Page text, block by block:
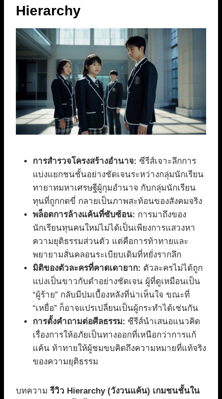
Hierarchy
การสำรวจโครงสร้างอำนาจ: ซีรีส์เจาะลึกการ
แบ่งแยกชนชั้นอย่างชัดเจนระหว่างกลุ่มนักเรียน
ทายาทมหาเศรษฐีผู้กุมอำนาจ กับกลุ่มนักเรียน
ทุนที่ถูกกดขี่ กลายเป็นภาพสะท้อนของสังคมจริง
พล็อตการล้างแค้นที่ซับซ้อน: การมาถึงของ
นักเรียนทุนคนใหม่ไม่ได้เป็นเพียงการแสวงหา
ความยุติธรรมส่วนตัว แต่คือการท้าทายและ
พยายามสั่นคลอนระเบียบเดิมที่หยั่งรากลึก
มิติของตัวละครที่คาดเดายาก: ตัวละครไม่ได้ถูก
แบ่งเป็นขาวกับดำอย่างชัดเจน ผู้ที่ดูเหมือนเป็น
“ผู้ร้าย” กลับมีปมเบื้องหลังที่น่าเห็นใจ ขณะที่
“เหยื่อ” ก็อาจแปรเปลี่ยนเป็นผู้กระทำได้เช่นกัน
การตั้งคำถามต่อศีลธรรม: ซีรีส์นำเสนอแนวคิด
เรื่องการให้อภัยเป็นทางออกที่เหนือกว่าการแก้
แค้น ท้าทายให้ผู้ชมขบคิดถึงความหมายที่แท้จริง
ของความยุติธรรม
บทความรีวิว Hierarchy (วังวนแค้น) เกมชนชั้นใน